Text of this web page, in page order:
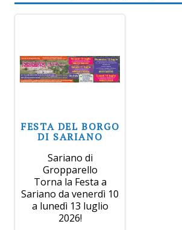
FESTA DEL BORGO
DI SARIANO
Sariano di
Gropparello
Torna la Festa a
Sariano da venerdì 10
a lunedì 13 luglio
2026!